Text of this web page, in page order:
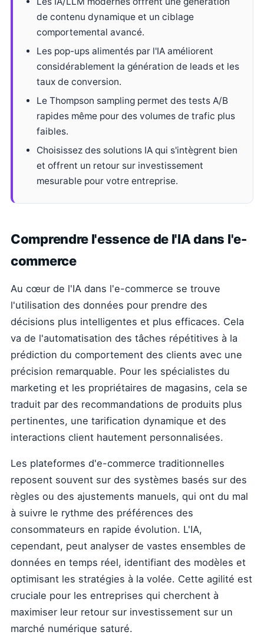
de contenu dynamique et un ciblage
comportemental avancé.
Les pop-ups alimentés par l'IA améliorent
considérablement la génération de leads et les
taux de conversion.
Le Thompson sampling permet des tests A/B
rapides même pour des volumes de trafic plus
faibles.
Choisissez des solutions IA qui s'intègrent bien
et offrent un retour sur investissement
mesurable pour votre entreprise.
Comprendre l'essence de l'IA dans l'e-
commerce
Au cœur de l'IA dans l'e-commerce se trouve
l'utilisation des données pour prendre des
décisions plus intelligentes et plus efficaces. Cela
va de l'automatisation des tâches répétitives à la
prédiction du comportement des clients avec une
précision remarquable. Pour les spécialistes du
marketing et les propriétaires de magasins, cela se
traduit par des recommandations de produits plus
pertinentes, une tarification dynamique et des
interactions client hautement personnalisées.
Les plateformes d'e-commerce traditionnelles
reposent souvent sur des systèmes basés sur des
règles ou des ajustements manuels, qui ont du mal
à suivre le rythme des préférences des
consommateurs en rapide évolution. L'IA,
cependant, peut analyser de vastes ensembles de
données en temps réel, identifiant des modèles et
optimisant les stratégies à la volée. Cette agilité est
cruciale pour les entreprises qui cherchent à
maximiser leur retour sur investissement sur un
marché numérique saturé.